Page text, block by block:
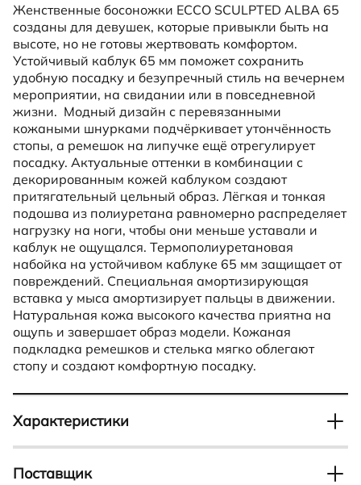
Женственные босоножки ECCO SCULPTED ALBA 65
созданы для девушек, которые привыкли быть на
высоте, но не готовы жертвовать комфортом.
Устойчивый каблук 65 мм поможет сохранить
удобную посадку и безупречный стиль на вечернем
мероприятии, на свидании или в повседневной
жизни. Модный дизайн с перевязанными
кожаными шнурками подчёркивает утончённость
стопы, а ремешок на липучке ещё отрегулирует
посадку. Актуальные оттенки в комбинации с
декорированным кожей каблуком создают
притягательный цельный образ. Лёгкая и тонкая
подошва из полиуретана равномерно распределяет
нагрузку на ноги, чтобы они меньше уставали и
каблук не ощущался. Термополиуретановая
набойка на устойчивом каблуке 65 мм защищает от
повреждений. Специальная амортизирующая
вставка у мыса амортизирует пальцы в движении.
Натуральная кожа высокого качества приятна на
ощупь и завершает образ модели. Кожаная
подкладка ремешков и стелька мягко облегают
стопу и создают комфортную посадку.
Характеристики
Тип
Босоножки
Пол
Поставщик